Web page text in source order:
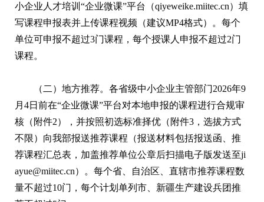
小企业人才培训“企业微课”平台（qiyeweike.miitec.cn）填
写课程申报表并上传课程视频（建议MP4格式）。每个
单位可申报不超过3门课程，每个授课人申报不超过2门
课程。
（二）地方推荐。各省级中小企业主管部门2026年9
月4日前在“企业微课”平台对本地申报的课程进行合规审
核（附件2），并按照初选标准择优（附件3，选拔方式
不限）向我部报送推荐课程（报送材料包括报送函、推
荐课程汇总表，加盖推荐单位公章后扫描电子版发送至ji
ayue@miitec.cn）。每个省、自治区、直辖市推荐课程数
量不超过10门，每个计划单列市、新疆生产建设兵团推